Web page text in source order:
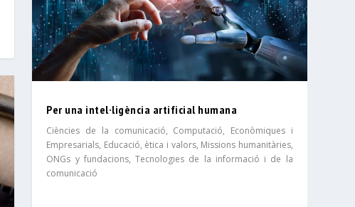
Per una intel·ligència artificial humana
Ciències de la comunicació, Computació, Econòmiques i
Empresarials, Educació, ètica i valors, Missions humanitàries,
ONGs y fundacions,Tecnologies de la informació i de la
comunicació